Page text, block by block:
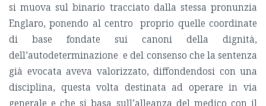
si muova sul binario tracciato dalla stessa pronunzia
Englaro, ponendo al centro proprio quelle coordinate
di base fondate sui canoni della dignità,
dell’autodeterminazione e del consenso che la sentenza
già evocata aveva valorizzato, diffondendosi con una
disciplina, questa volta destinata ad operare in via
generale e che si basa sull’alleanza del medico con il